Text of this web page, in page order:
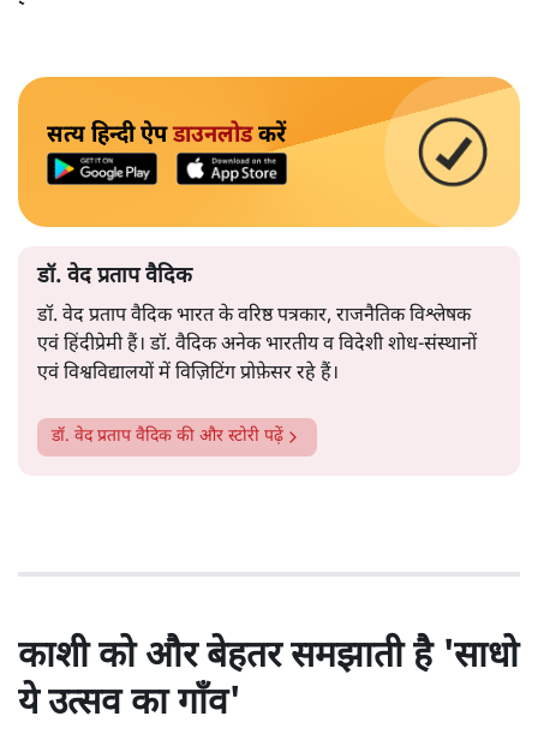
सत्य हिन्दी ऐपडाउनलोडकरें
डॉ. वेद प्रताप वैदिक
डॉ. वेद प्रताप वैदिक भारत के वरिष्ठ पत्रकार, राजनैतिक विश्लेषक
एवं हिंदीप्रेमी हैं। डॉ. वैदिक अनेक भारतीय व विदेशी शोध-संस्थानों
एवं विश्वविद्यालयों में विज़िटिंग प्रोफ़ेसर रहे हैं।
डॉ. वेद प्रताप वैदिक की और स्टोरी पढ़ें
काशी को और बेहतर समझाती है 'साधो
ये उत्सव का गाँव'